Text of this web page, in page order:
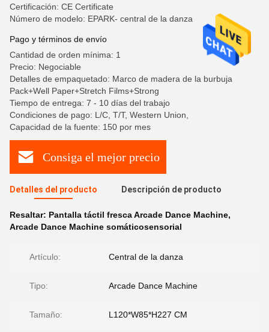
Certificación: CE Certificate
Número de modelo: EPARK- central de la danza
Pago y términos de envío
Cantidad de orden mínima: 1
Precio: Negociable
Detalles de empaquetado: Marco de madera de la burbuja
Pack+Well Paper+Stretch Films+Strong
Tiempo de entrega: 7 - 10 días del trabajo
Condiciones de pago: L/C, T/T, Western Union,
Capacidad de la fuente: 150 por mes
Consiga el mejor precio
Detalles del producto Descripción de producto
Resaltar: Pantalla táctil fresca Arcade Dance Machine,
Arcade Dance Machine somáticosensorial
Artículo: Central de la danza
Tipo: Arcade Dance Machine
Tamaño: L120*W85*H227 CM